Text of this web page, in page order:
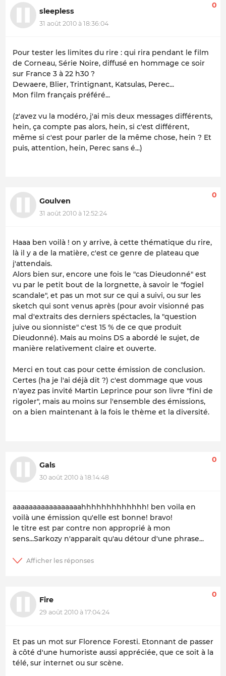
sleepless
31 août 2010 à 18:36:04
0
Pour tester les limites du rire : qui rira pendant le film
de Corneau, Série Noire, diffusé en hommage ce soir
sur France 3 à 22 h30 ?
Dewaere, Blier, Trintignant, Katsulas, Perec...
Mon film français préféré...
(z'avez vu la modéro, j'ai mis deux messages différents,
hein, ça compte pas alors, hein, si c'est différent,
même si c'est pour parler de la même chose, hein ? Et
puis, attention, hein, Perec sans é...)
Goulven
31 août 2010 à 12:52:24
0
Haaa ben voilà ! on y arrive, à cette thématique du rire,
là il y a de la matière, c'est ce genre de plateau que
j'attendais.
Alors bien sur, encore une fois le "cas Dieudonné" est
vu par le petit bout de la lorgnette, à savoir le "fogiel
scandale", et pas un mot sur ce qui a suivi, ou sur les
sketch qui sont venus après (pour avoir visionné pas
mal d'extraits des derniers spéctacles, la "question
juive ou sionniste" c'est 15 % de ce que produit
Dieudonné). Mais au moins DS a abordé le sujet, de
manière relativement claire et ouverte.
Merci en tout cas pour cette émission de conclusion.
Certes (ha je l'ai déjà dit ?) c'est dommage que vous
n'ayez pas invité Martin Leprince pour son livre "fini de
rigoler", mais au moins sur l'ensemble des émissions,
on a bien maintenant à la fois le thème et la diversité.
Gals
30 août 2010 à 18:14:48
0
aaaaaaaaaaaaaaaaahhhhhhhhhhhhh! ben voila en
voilà une émission qu'elle est bonne! bravo!
le titre est par contre non approprié à mon
sens...Sarkozy n'apparait qu'au détour d'une phrase...
Fire
29 août 2010 à 17:04:24
0
Et pas un mot sur Florence Foresti. Etonnant de passer
à côté d'une humoriste aussi appréciée, que ce soit à la
télé, sur internet ou sur scène.